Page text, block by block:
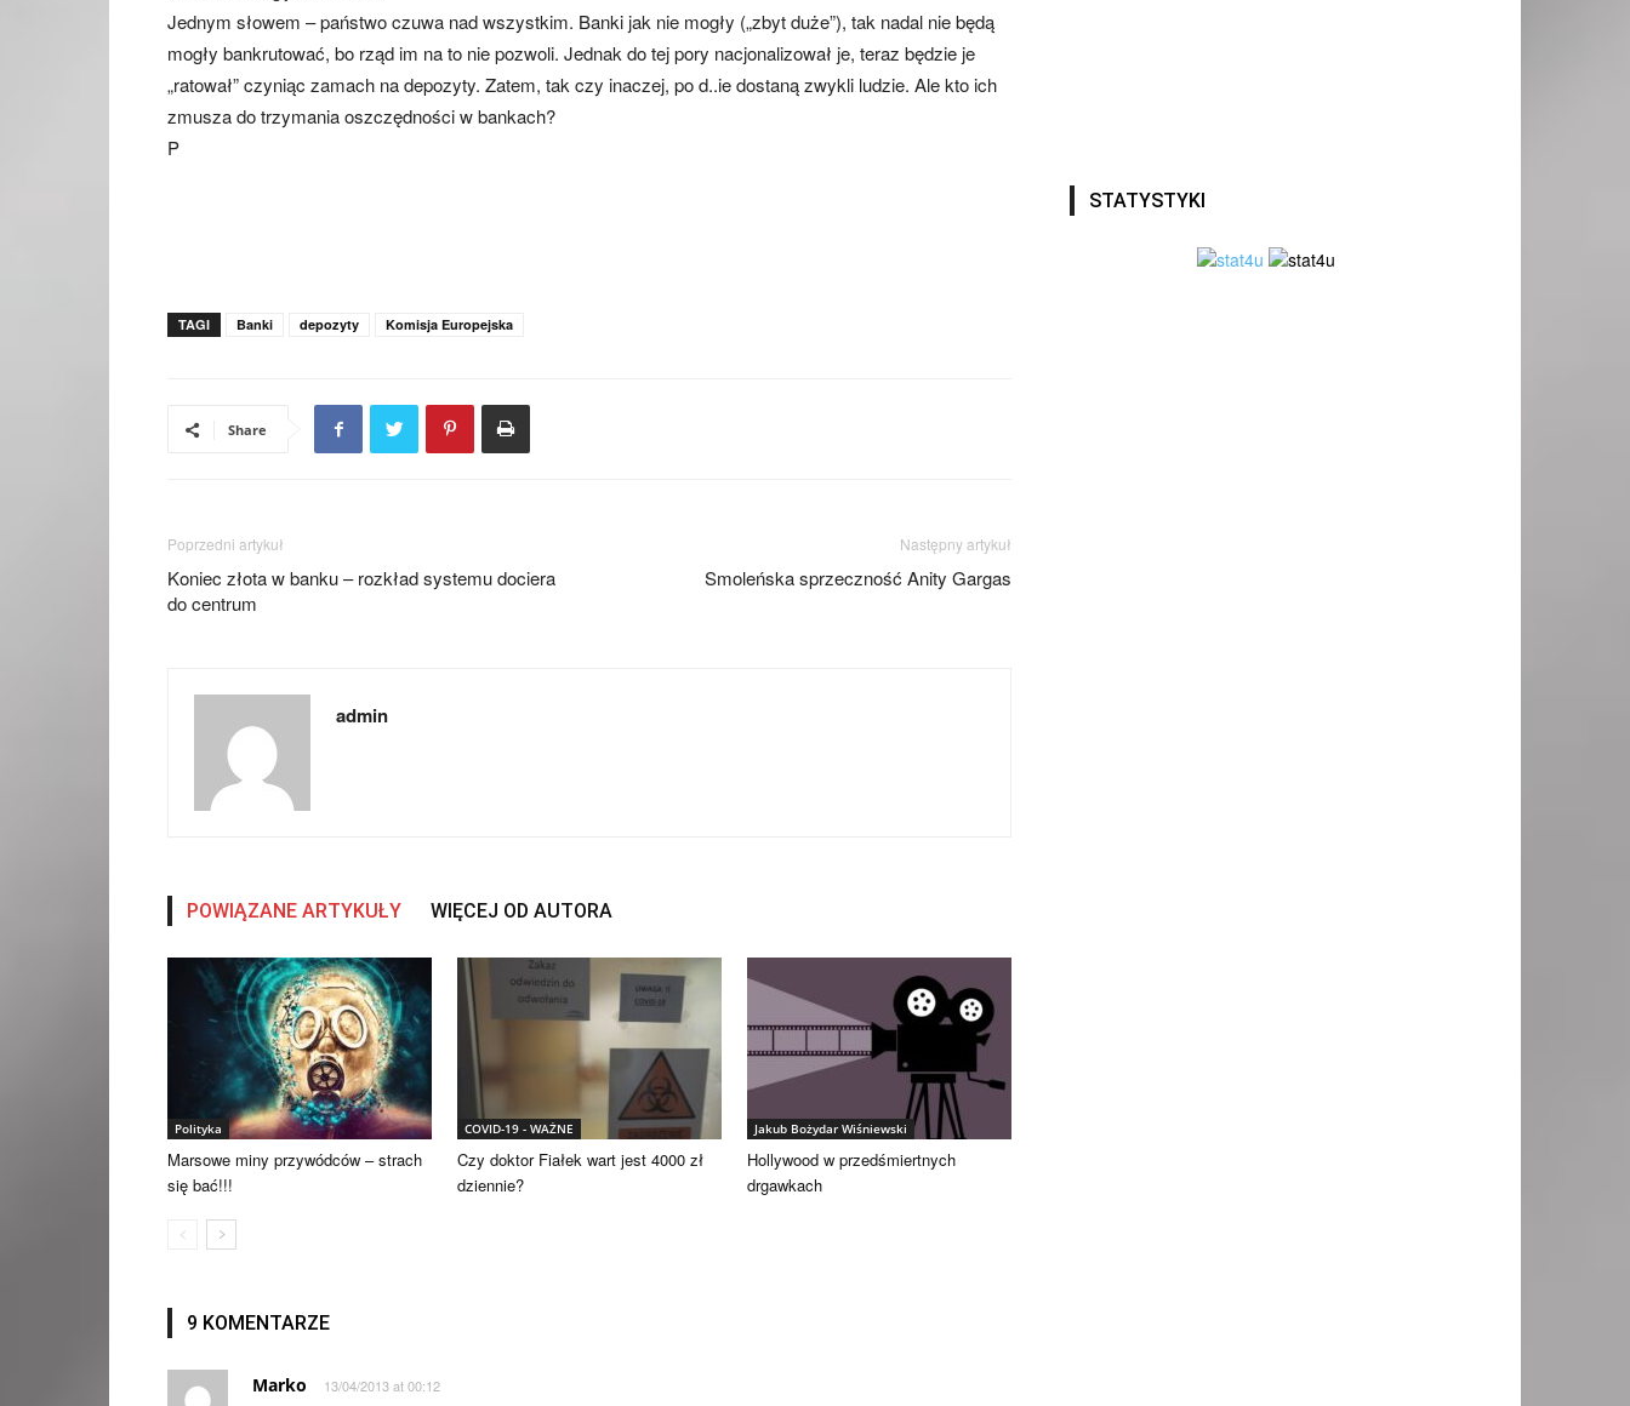
Jednym słowem – państwo czuwa nad wszystkim. Banki jak nie mogły („zbyt duże”), tak nadal nie będą
mogły bankrutować, bo rząd im na to nie pozwoli. Jednak do tej pory nacjonalizował je, teraz będzie je
„ratował” czyniąc zamach na depozyty. Zatem, tak czy inaczej, po d..ie dostaną zwykli ludzie. Ale kto ich
zmusza do trzymania oszczędności w bankach?
P
TAGI Banki depozyty Komisja Europejska
Share
Poprzedni artykuł
Koniec złota w banku – rozkład systemu dociera
do centrum
Następny artykuł
Smoleńska sprzeczność Anity Gargas
admin
POWIĄZANE ARTYKUŁY WIĘCEJ OD AUTORA
Polityka
Marsowe miny przywódców – strach
się bać!!!
COVID-19 - WAŻNE
Czy doktor Fiałek wart jest 4000 zł
dziennie?
Jakub Bożydar Wiśniewski
Hollywood w przedśmiertnych
drgawkach
9 KOMENTARZE
Marko 13/04/2013 at 00:12
STATYSTYKI